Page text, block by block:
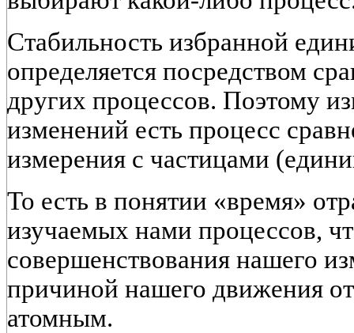
Стабильность избранной
определяется посредством
других процессов. Поэтому
изменений есть процесс
измерения с частицами
То есть в понятии «время»
изучаемых нами процессов,
совершенствования нашего
причиной нашего движения
атомным.